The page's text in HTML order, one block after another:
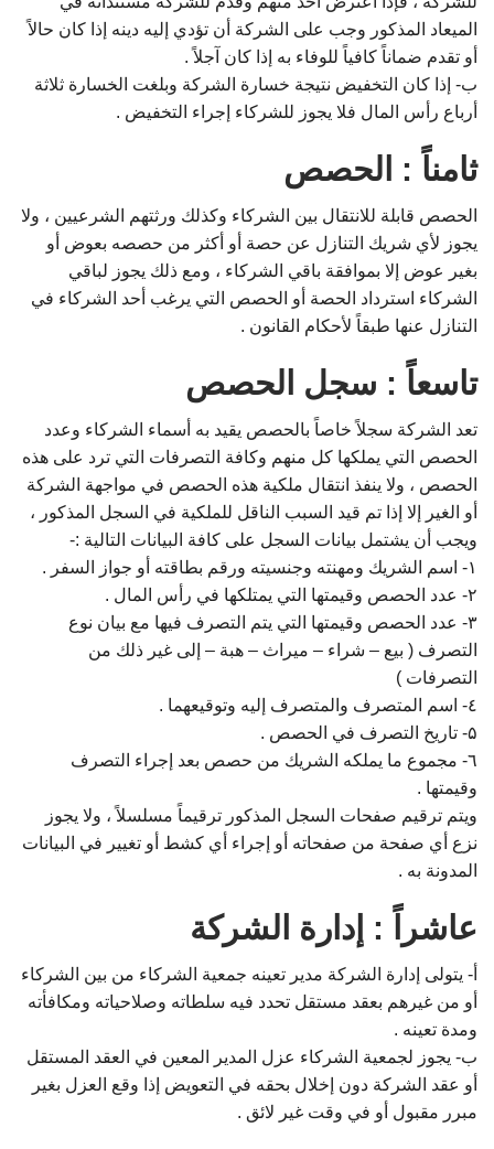
الميعاد المذكور وجب على الشركة أن تؤدي إليه دينه إذا كان حالاً
أو تقدم ضماناً كافياً للوفاء به إذا كان آجلاً .
ب- إذا كان التخفيض نتيجة خسارة الشركة وبلغت الخسارة ثلاثة
أرباع رأس المال فلا يجوز للشركاء إجراء التخفيض .
ثامناً : الحصص
الحصص قابلة للانتقال بين الشركاء وكذلك ورثتهم الشرعيين ، ولا
يجوز لأي شريك التنازل عن حصة أو أكثر من حصصه بعوض أو
بغير عوض إلا بموافقة باقي الشركاء ، ومع ذلك يجوز لباقي
الشركاء استرداد الحصة أو الحصص التي يرغب أحد الشركاء في
التنازل عنها طبقاً لأحكام القانون .
تاسعاً : سجل الحصص
تعد الشركة سجلاً خاصاً بالحصص يقيد به أسماء الشركاء وعدد
الحصص التي يملكها كل منهم وكافة التصرفات التي ترد على هذه
الحصص ، ولا ينفذ انتقال ملكية هذه الحصص في مواجهة الشركة
أو الغير إلا إذا تم قيد السبب الناقل للملكية في السجل المذكور ،
ويجب أن يشتمل بيانات السجل على كافة البيانات التالية :-
۱- اسم الشريك ومهنته وجنسيته ورقم بطاقته أو جواز السفر .
۲- عدد الحصص وقيمتها التي يمتلكها في رأس المال .
۳- عدد الحصص وقيمتها التي يتم التصرف فيها مع بيان نوع
التصرف ( بيع – شراء – ميراث – هبة – إلى غير ذلك من
التصرفات )
٤- اسم المتصرف والمتصرف إليه وتوقيعهما .
۵- تاريخ التصرف في الحصص .
٦- مجموع ما يملكه الشريك من حصص بعد إجراء التصرف
وقيمتها .
ويتم ترقيم صفحات السجل المذكور ترقيماً مسلسلاً ، ولا يجوز
نزع أي صفحة من صفحاته أو إجراء أي كشط أو تغيير في البيانات
المدونة به .
عاشراً : إدارة الشركة
أ‌- يتولى إدارة الشركة مدير تعينه جمعية الشركاء من بين الشركاء
أو من غيرهم بعقد مستقل تحدد فيه سلطاته وصلاحياته ومكافأته
ومدة تعينه .
ب‌- يجوز لجمعية الشركاء عزل المدير المعين في العقد المستقل
أو عقد الشركة دون إخلال بحقه في التعويض إذا وقع العزل بغير
مبرر مقبول أو في وقت غير لائق .